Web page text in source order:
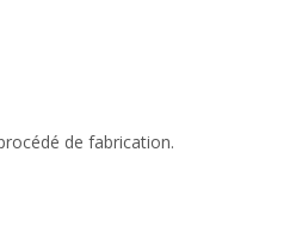
de fabrication.